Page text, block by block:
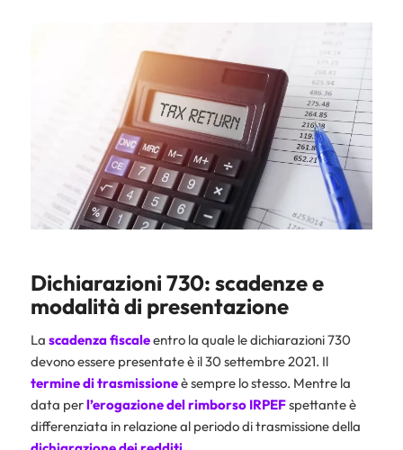
Dichiarazioni 730: scadenze e
modalità di presentazione
La scadenza fiscaleentro la quale le dichiarazioni 730
devono essere presentate è il 30 settembre 2021. Il
termine di trasmissioneè sempre lo stesso. Mentre la
data perl’erogazione del rimborso IRPEFspettante è
differenziata in relazione al periodo di trasmissione della